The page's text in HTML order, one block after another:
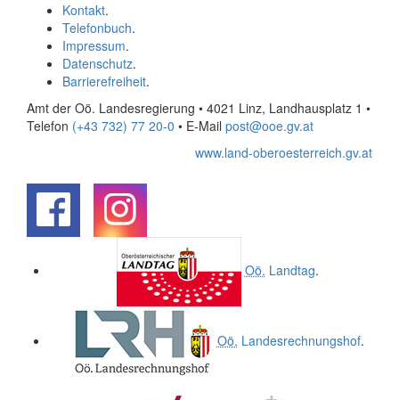
Kontakt.
Telefonbuch.
Impressum.
Datenschutz.
Barrierefreiheit.
Amt der Oö. Landesregierung • 4021 Linz, Landhausplatz 1 •
Telefon (+43 732) 77 20-0 • E-Mail post@ooe.gv.at
www.land-oberoesterreich.gv.at
Oö. Landtag.
Oö. Landesrechnungshof.